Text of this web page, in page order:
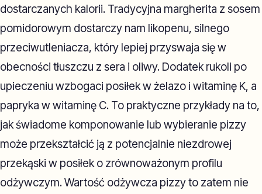
dostarczanych kalorii. Tradycyjna margherita z sosem
pomidorowym dostarczy nam likopenu, silnego
przeciwutleniacza, który lepiej przyswaja się w
obecności tłuszczu z sera i oliwy. Dodatek rukoli po
upieczeniu wzbogaci posiłek w żelazo i witaminę K, a
papryka w witaminę C. To praktyczne przykłady na to,
jak świadome komponowanie lub wybieranie pizzy
może przekształcić ją z potencjalnie niezdrowej
przekąski w posiłek o zrównoważonym profilu
odżywczym. Wartość odżywcza pizzy to zatem nie